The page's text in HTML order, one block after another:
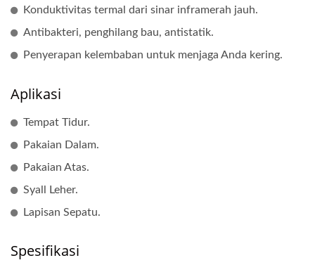
Konduktivitas termal dari sinar inframerah jauh.
Antibakteri, penghilang bau, antistatik.
Penyerapan kelembaban untuk menjaga Anda kering.
Aplikasi
Tempat Tidur.
Pakaian Dalam.
Pakaian Atas.
Syall Leher.
Lapisan Sepatu.
Spesifikasi